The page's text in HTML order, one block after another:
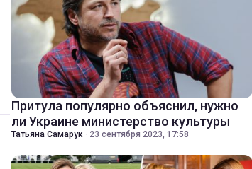
Притула популярно объяснил, нужно
ли Украине министерство культуры
Татьяна Самарук · 23 сентября 2023, 17:58